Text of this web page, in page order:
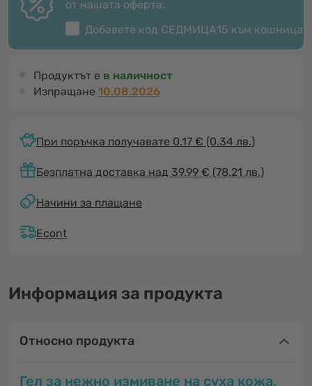
от нашата оферта.
Добавете код СЕДМИЦА15 към
Продуктът е в наличност
Изпращане 10.08.2026
При поръчка получавате 0.17 € (0.34 лв.)
Безплатна доставка над 39.99 € (78.21 лв.)
Начини за плащане
Econt
Информация за продукта
Относно продукта
Гел за нежно измиване на суха кожа,